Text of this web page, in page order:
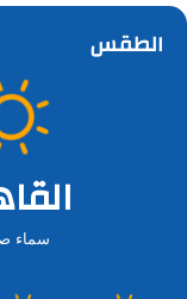
الطقس
سماء